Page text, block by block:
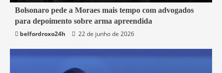
3 min read
Brasil
Bolsonaro pede a Moraes mais tempo com advogados
para depoimento sobre arma apreendida
belfordroxo24h
22 de junho de 2026